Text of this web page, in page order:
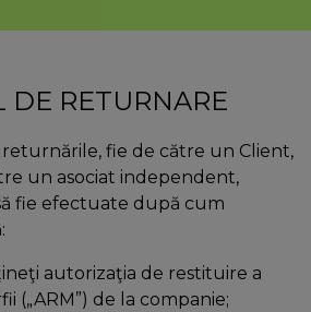
DE RETURNARE
returnările, fie de către un Client,
un asociat independent,
fie efectuate după cum
autorizaţia de restituire a
(„ARM”) de la companie;